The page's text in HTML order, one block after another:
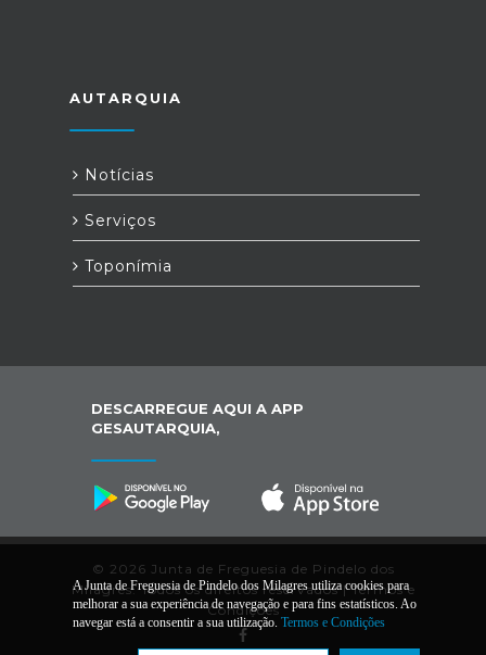
AUTARQUIA
Notícias
Serviços
Toponímia
DESCARREGUE AQUI A APP
GESAUTARQUIA,
© 2026 Junta de Freguesia de Pindelo dos
Milagres. Todos os direitos reservados |Termos e
Condições
A Junta de Freguesia de Pindelo dos Milagres utiliza cookies para
melhorar a sua experiência de navegação e para fins estatísticos. Ao
navegar está a consentir a sua utilização. Termos e Condições